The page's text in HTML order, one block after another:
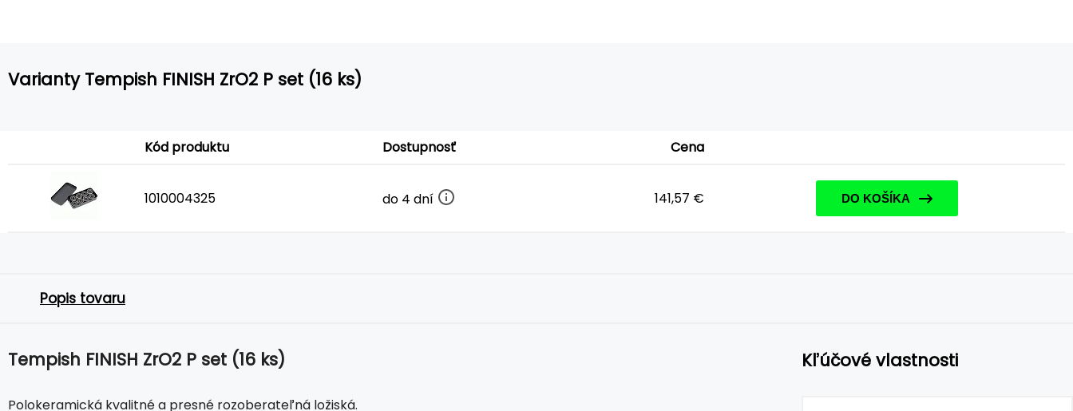
Varianty Tempish FINISH ZrO2 P set (16 ks)
Kód produktu Dostupnosť Cena
1010004325 do 4 dní 141,57 € DO KOŠÍKA
Popis tovaru
Tempish FINISH ZrO2 P set (16 ks)
Polokeramická kvalitné a presné rozoberateľná ložiská.
Kľúčové vlastnosti